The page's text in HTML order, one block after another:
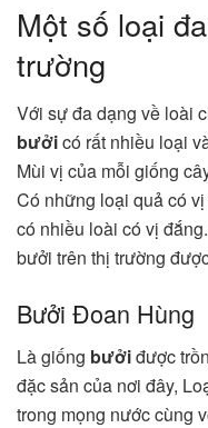
Một số loại
trường
Với sự đa dạng về loài
bưởicó rất nhiều loại
Mùi vị của mỗi giống
Có những loại quả có
có nhiều loài có vị
bưởi trên thị trường
Bưởi Đoan Hùng
Là giống bưởiđược
đặc sản của nơi đây,
trong mọng nước cùng